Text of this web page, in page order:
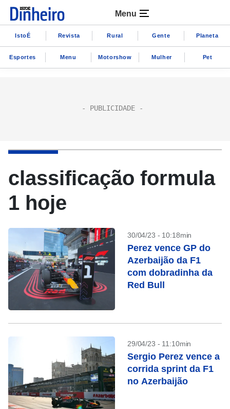
Menu
IstoÉ Revista Rural Gente Planeta
Esportes Menu Motorshow Mulher Pet
classificação formula
1 hoje
30/04/23 - 10:18min
Perez vence GP do
Azerbaijão da F1
com dobradinha da
Red Bull
29/04/23 - 11:10min
Sergio Perez vence a
corrida sprint da F1
no Azerbaijão